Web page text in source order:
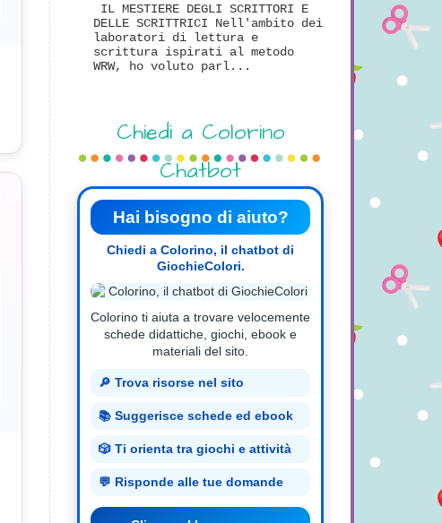
IL MESTIERE DEGLI SCRITTORI E
DELLE SCRITTRICI Nell'ambito dei
laboratori di lettura e
scrittura ispirati al metodo
WRW, ho voluto parl...
Chiedi a Colorino
Chatbot
Hai bisogno di aiuto?
Chiedi a Colorino, il chatbot di
GiochieColori.
Colorino ti aiuta a trovare velocemente
schede didattiche, giochi, ebook e
materiali del sito.
🔎 Trova risorse nel sito
📚 Suggerisce schede ed ebook
🎲 Ti orienta tra giochi e attività
💬 Risponde alle tue domande